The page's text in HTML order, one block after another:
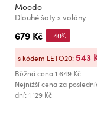
Moodo
Dlouhé šaty s volány
679 Kč
Běžná cena1 649 Kč
Nejnižší cena za
dní: 1 129 Kč
-40%
s kódem LETO20:543